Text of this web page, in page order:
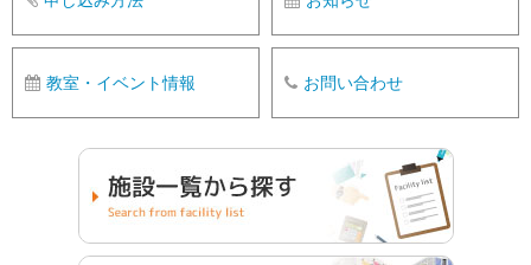
教室・イベント情報 お問い合わせ